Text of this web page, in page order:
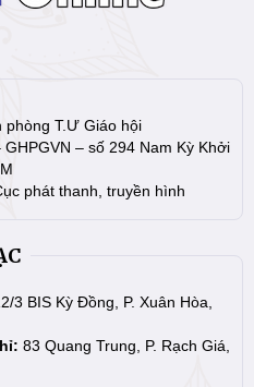
phòng T.Ư Giáo hội
– số 294 Nam Kỳ Khởi
phát thanh, truyền hình
3 BIS Kỳ Đồng, P. Xuân Hòa,
83 Quang Trung, P. Rạch Giá,